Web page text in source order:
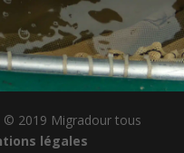
© 2019 Migradour tous
légales